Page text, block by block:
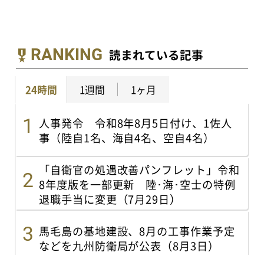
RANKING 読まれている記事
24時間 1週間 1ヶ月
人事発令 令和8年8月5日付け、1佐人
事（陸自1名、海自4名、空自4名）
「自衛官の処遇改善パンフレット」令和
8年度版を一部更新 陸･海･空士の特例
退職手当に変更（7月29日）
馬毛島の基地建設、8月の工事作業予定
などを九州防衛局が公表（8月3日）